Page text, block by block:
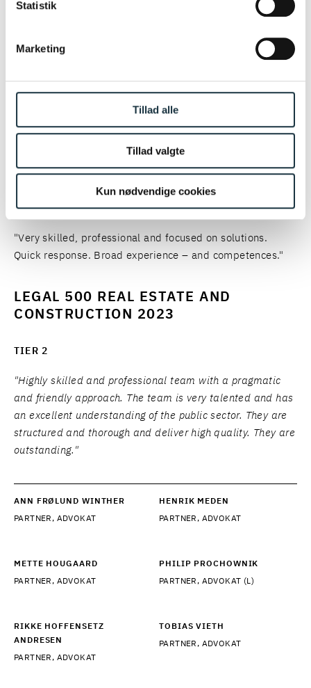
Statistik
Marketing
Tillad alle
Tillad valgte
Kun nødvendige cookies
experience regarding all kind of legal matters, giving them
the ability to handle very complex and sophisticated
LEGAL 500 REAL ESTATE AND
CONSTRUCTION 2024
TIER 2
"Very skilled, professional and focused on solutions.
Quick response. Broad experience – and competences."
LEGAL 500 REAL ESTATE AND
CONSTRUCTION 2023
TIER 2
"Highly skilled and professional team with a pragmatic
and friendly approach. The team is very talented and has
an excellent understanding of the public sector. They are
structured and thorough and deliver high quality. They are
outstanding."
ANN FRØLUND WINTHER
PARTNER, ADVOKAT
HENRIK MEDEN
PARTNER, ADVOKAT
METTE HOUGAARD
PARTNER, ADVOKAT
PHILIP PROCHOWNIK
PARTNER, ADVOKAT (L)
RIKKE HOFFENSETZ
ANDRESEN
PARTNER, ADVOKAT
TOBIAS VIETH
PARTNER, ADVOKAT